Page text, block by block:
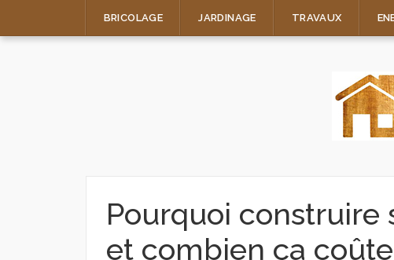
BRICOLAGE JARDINAGE TRAVAUX
Pourquoi construire
et combien ça